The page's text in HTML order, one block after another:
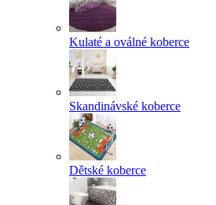
Kulaté a oválné koberce
Skandinávské koberce
Dětské koberce